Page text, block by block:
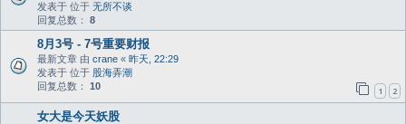
发表于 位于 无所不谈
回复总数： 8
8月3号 - 7号重要财报
最新文章 由 crane « 昨天, 22:29
发表于 位于 股海弄潮
回复总数： 10 1 2
女大是今天妖股